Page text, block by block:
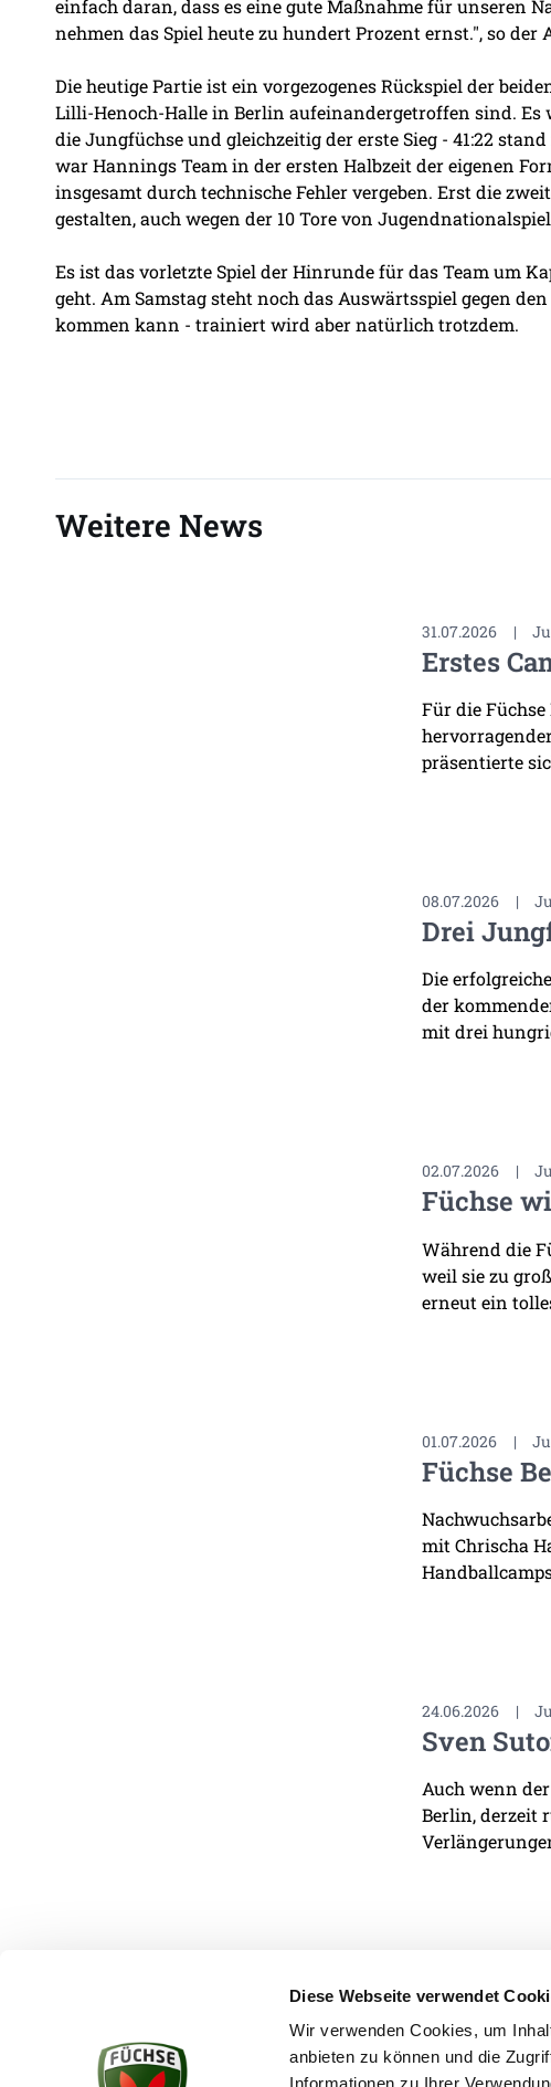
Diese Webseite verwendet
Wir verwenden Cookies, um
anbieten zu können und die
einfach daran, dass es eine gute Maßnahme für unseren
nehmen das Spiel heute zu hundert Prozent ernst.", so
Die heutige Partie ist ein vorgezogenes Rückspiel der
Lilli-Henoch-Halle in Berlin aufeinandergetroffen sind. Es
die Jungfüchse und gleichzeitig der erste Sieg - 41:22
war Hannings Team in der ersten Halbzeit der eigenen
insgesamt durch technische Fehler vergeben. Erst die
gestalten, auch wegen der 10 Tore von
Es ist das vorletzte Spiel der Hinrunde für das Team um
geht. Am Samstag steht noch das Auswärtsspiel gegen
kommen kann - trainiert wird aber natürlich trotzdem.
Weitere News
31.07.2026 |
Erstes
Für die
präsentierte
08.07.2026 |
Drei
Die
der
mit drei
02.07.2026 |
Füchse
Während die
weil sie zu
erneut ein
01.07.2026 |
Füchse
mit Chrischa
24.06.2026 |
Sven
Auch wenn
Berlin, derzeit
KONTAKT